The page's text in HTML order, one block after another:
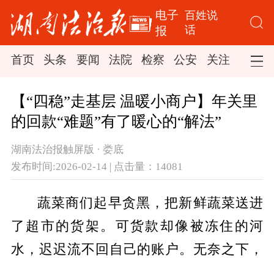
电子
报
百姓说
话
首页 头条 要闻 法院 检察 公安 关注 司法
【“四稳”走基层 温暖小商户】年关里
的回款“难题”有了暖心的“解法”
湖南法治报触屏版 · 娄底
发布时间:2026-02-14 | 点击量：14081
蔬菜商们起早贪黑，把新鲜蔬菜送进
了超市的货架。可货款却像被冻住的河
水，迟迟流不回自己的账户。无奈之下，